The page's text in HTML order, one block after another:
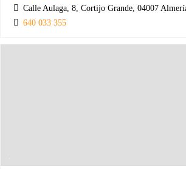
Calle Aulaga, 8, Cortijo Grande, 04007
640 033 355